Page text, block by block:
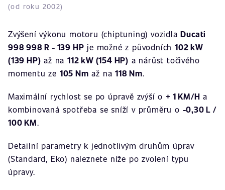
(od roku 2002)
Zvýšení výkonu motoru (chiptuning) vozidlaDucati
998 998 R - 139 HP je možné z původních102 kW
(139 HP) až na112 kW (154 HP) a nárůst točivého
momentu ze 105 Nm až na118 Nm.
Maximální rychlost se po úpravě zvýší o + 1 KM/H a
kombinovaná spotřeba se sníží v průměru o -0,30 L /
100 KM.
Detailní parametry k jednotlivým druhům úprav
(Standard, Eko) naleznete níže po zvolení typu
úpravy.